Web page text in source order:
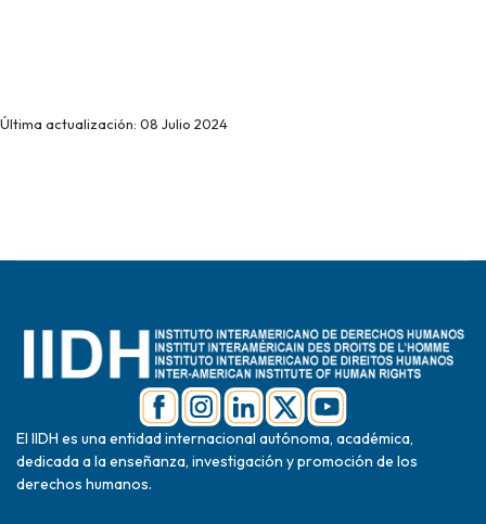
Última actualización: 08 Julio 2024
El IIDH es una entidad internacional autónoma, académica,
dedicada a la enseñanza, investigación y promoción de los
derechos humanos.